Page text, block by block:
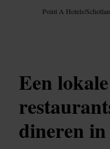
Point A Hotels/
Een
dineren